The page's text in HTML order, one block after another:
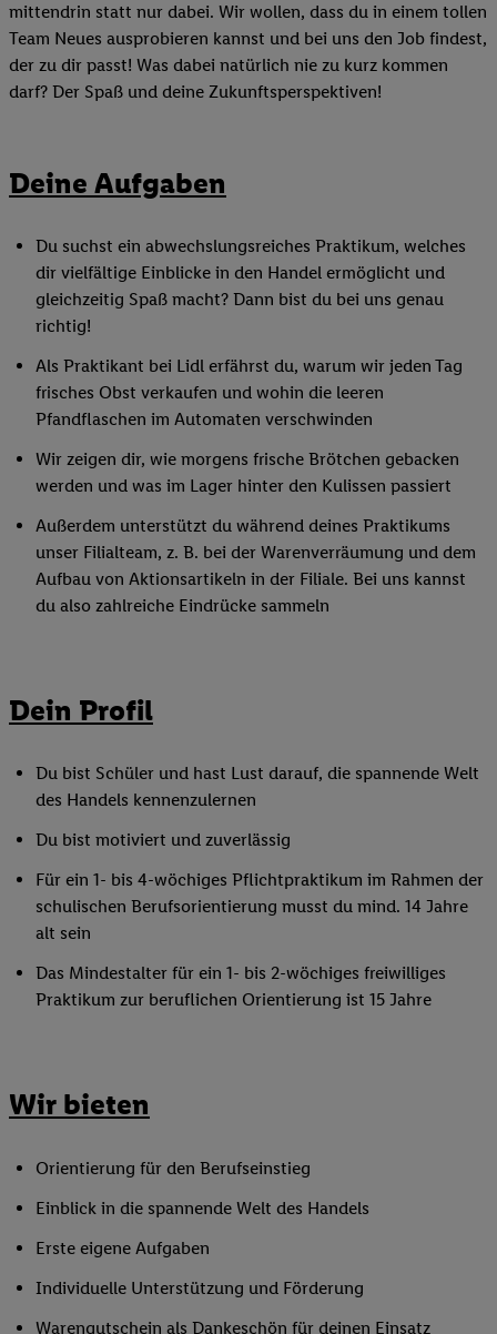
mittendrin statt nur dabei. Wir wollen, dass du in einem tollen
Team Neues ausprobieren kannst und bei uns den Job findest,
der zu dir passt! Was dabei natürlich nie zu kurz kommen
darf? Der Spaß und deine Zukunftsperspektiven!
Deine Aufgaben
Du suchst ein abwechslungsreiches Praktikum, welches
dir vielfältige Einblicke in den Handel ermöglicht und
gleichzeitig Spaß macht? Dann bist du bei uns genau
richtig!
Als Praktikant bei Lidl erfährst du, warum wir jeden Tag
frisches Obst verkaufen und wohin die leeren
Pfandflaschen im Automaten verschwinden
Wir zeigen dir, wie morgens frische Brötchen gebacken
werden und was im Lager hinter den Kulissen passiert
Außerdem unterstützt du während deines Praktikums
unser Filialteam, z. B. bei der Warenverräumung und dem
Aufbau von Aktionsartikeln in der Filiale. Bei uns kannst
du also zahlreiche Eindrücke sammeln
Dein Profil
Du bist Schüler und hast Lust darauf, die spannende Welt
des Handels kennenzulernen
Du bist motiviert und zuverlässig
Für ein 1- bis 4-wöchiges Pflichtpraktikum im Rahmen der
schulischen Berufsorientierung musst du mind. 14 Jahre
alt sein
Das Mindestalter für ein 1- bis 2-wöchiges freiwilliges
Praktikum zur beruflichen Orientierung ist 15 Jahre
Wir bieten
Orientierung für den Berufseinstieg
Einblick in die spannende Welt des Handels
Erste eigene Aufgaben
Individuelle Unterstützung und Förderung
Warengutschein als Dankeschön für deinen Einsatz